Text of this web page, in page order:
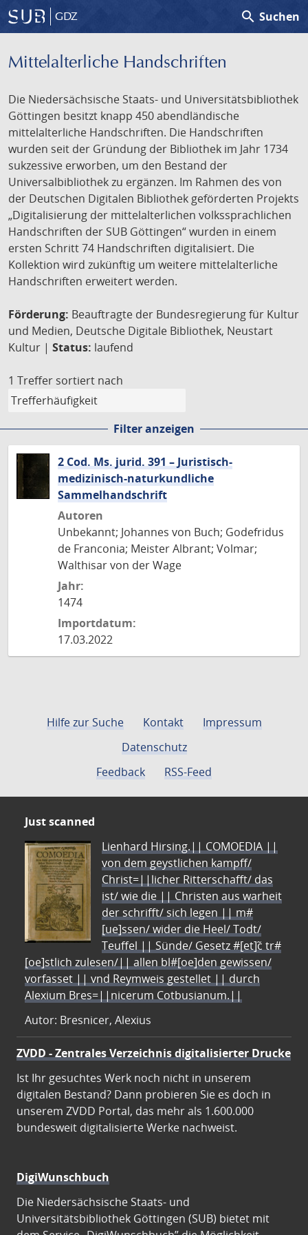
GDZ search Suchen
Mittelalterliche Handschriften
Die Niedersächsische Staats- und Universitätsbibliothek
Göttingen besitzt knapp 450 abendländische
mittelalterliche Handschriften. Die Handschriften
wurden seit der Gründung der Bibliothek im Jahr 1734
sukzessive erworben, um den Bestand der
Universalbibliothek zu ergänzen. Im Rahmen des von
der Deutschen Digitalen Bibliothek geförderten Projekts
„Digitalisierung der mittelalterlichen volkssprachlichen
Handschriften der SUB Göttingen“ wurden in einem
ersten Schritt 74 Handschriften digitalisiert. Die
Kollektion wird zukünftig um weitere mittelalterliche
Handschriften erweitert werden.
Förderung: Beauftragte der Bundesregierung für Kultur
und Medien, Deutsche Digitale Bibliothek, Neustart
Kultur | Status: laufend
1 Treffer sortiert nach
Filter anzeigen
2 Cod. Ms. jurid. 391 – Juristisch-
medizinisch-naturkundliche
Sammelhandschrift
Autoren
Unbekannt; Johannes von Buch; Godefridus
de Franconia; Meister Albrant; Volmar;
Walthisar von der Wage
Jahr:
1474
Importdatum:
17.03.2022
Hilfe zur Suche Kontakt
Impressum
Datenschutz
Feedback
RSS-Feed
Just scanned
Lienhard Hirsing.|| COMOEDIA ||
von dem geystlichen kampff/
Christ=||licher Ritterschafft/ das
ist/ wie die || Christen aus warheit
der schrifft/ sich legen || m#
[ue]ssen/ wider die Heel/ Todt/
Teuffel || Sünde/ Gesetz #[et]c̃ tr#
[oe]stlich zulesen/|| allen bl#[oe]den gewissen/
vorfasset || vnd Reymweis gestellet || durch
Alexium Bres=||nicerum Cotbusianum.||
Autor: Bresnicer, Alexius
ZVDD - Zentrales Verzeichnis digitalisierter Drucke
Ist Ihr gesuchtes Werk noch nicht in unserem
digitalen Bestand? Dann probieren Sie es doch in
unserem ZVDD Portal, das mehr als 1.600.000
bundesweit digitalisierte Werke nachweist.
DigiWunschbuch
Die Niedersächsische Staats- und
Universitätsbibliothek Göttingen (SUB) bietet mit